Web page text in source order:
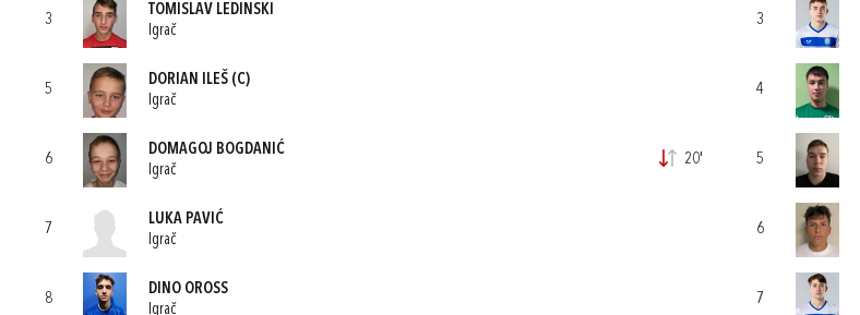
3
TOMISLAV LEDINSKI
Igrač
5
DORIAN ILEŠ (C)
Igrač
6
DOMAGOJ BOGDANIĆ
Igrač
20'
7
LUKA PAVIĆ
Igrač
8
DINO OROSS
Igrač
3
4
5
6
7